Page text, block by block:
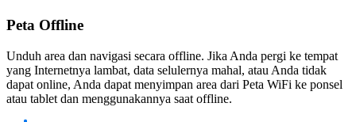
Peta Offline
Unduh area dan navigasi secara offline. Jika Anda pergi ke tempat
yang Internetnya lambat, data selulernya mahal, atau Anda tidak
dapat online, Anda dapat menyimpan area dari Peta WiFi ke ponsel
atau tablet dan menggunakannya saat offline.